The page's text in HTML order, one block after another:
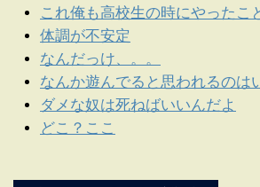
これ俺も高校生の時にやったこ
体調が不安定
なんだっけ、。。
なんか遊んでると思われるのは
ダメな奴は死ねばいいんだよ
どこ？ここ